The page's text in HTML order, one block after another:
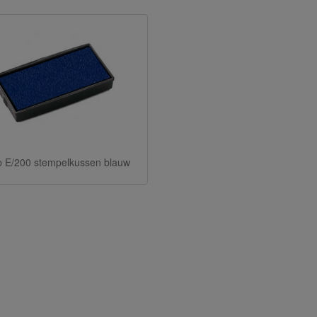
E/200 stempelkussen blauw